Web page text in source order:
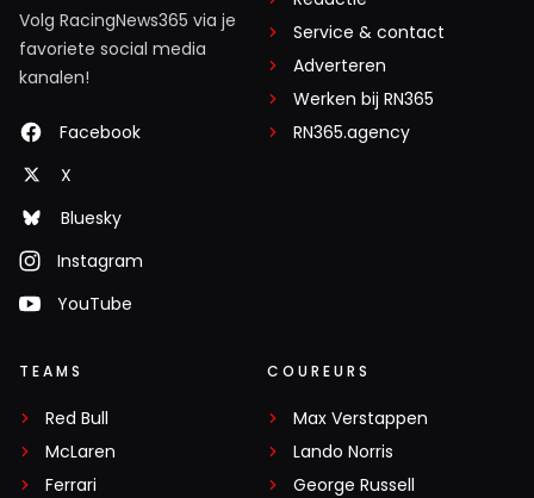
Volg RacingNews365 via je
favoriete social media
kanalen!
Facebook
X
Bluesky
Instagram
YouTube
Service & contact
Adverteren
Werken bij RN365
RN365.agency
TEAMS
Red Bull
McLaren
Ferrari
COUREURS
Max Verstappen
Lando Norris
George Russell